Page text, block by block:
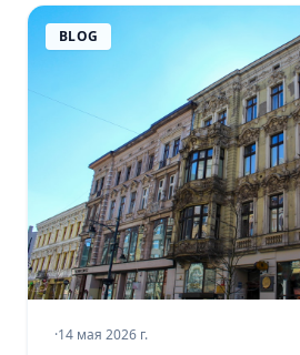
BLOG
·14 мая 2026 г.